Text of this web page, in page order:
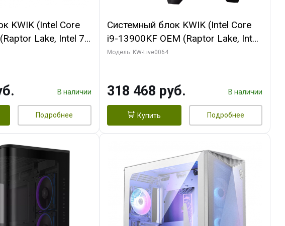
KWIK (Intel Core
Lake, Intel 7,
16 ГБ ОЗУ (2
В наличии
Подробнее
Системный блок KWIK (Intel Core
i9-13900KF OEM (Raptor Lake, Intel
7, C24 16EC/8P/ 64 ГБ ОЗУ (2
2/ 512 ГБ SSD)
Модель: KW-Live0064
318 468 руб. В наличии
Купить Подробнее